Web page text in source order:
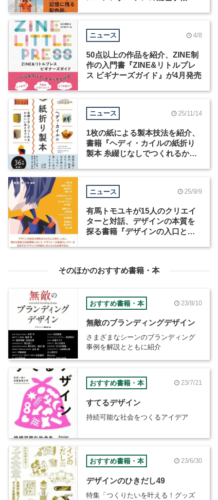
ニュース 4/8
50点以上の作品を紹介、ZINE制
作の入門書『ZINE&リトルプレ
ス ビギナーズガイド』が4月発売
ニュース 25/11/14
1枚の紙による製本技法を紹介、
書籍『ヘディ・カイルの紙折り
製本 糸綴じなしでつくれるかわ
ニュース 25/9/9
有馬トモユキが15人のクリエイ
ターと対話、デザインの本質を
探る書籍『デザインの入口と出
そのほかのおすすめ書籍・本
おすすめ書籍・本 23/8/10
無敵のブランディングデザイン
さまざまなシーンのブランディング
事例を解説とともに紹介
おすすめ書籍・本 23/7/21
すてるデザイン
持続可能な社会をつくるアイデア
おすすめ書籍・本 23/6/30
デザインのひきだし49
特集「つくりたいを叶える！グッズ